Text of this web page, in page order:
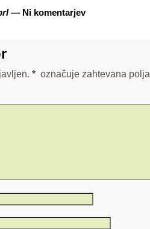
— Ni komentarjev
* označuje zahtevana polja